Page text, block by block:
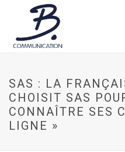
SAS : LA
CHOISIT SAS
CONNAÎTRE SES
LIGNE »